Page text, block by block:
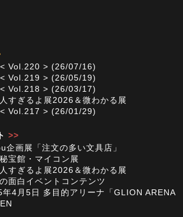
< Vol.220 > (26/07/16)
< Vol.219 > (26/05/19)
< Vol.218 > (26/03/17)
すぎるよ展2026＆微わかる展
< Vol.217 > (26/01/29)
>>
企画展「注文の多い文具店」
宝館・マイコン展
すぎるよ展2026＆微わかる展
面白イベントコンテンツ
4月5日 多目的アリーナ「GLION ARENA